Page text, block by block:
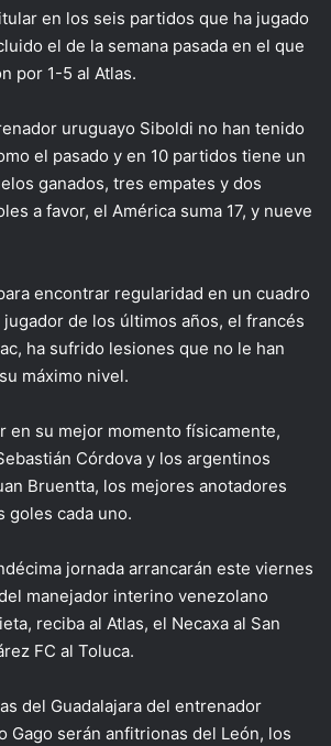
en los seis partidos que ha jugado
el de la semana pasada en el que
por 1-5 al Atlas.
uruguayo Siboldi no han tenido
el pasado y en 10 partidos tiene un
ganados, tres empates y dos
a favor, el América suma 17, y nueve
encontrar regularidad en un cuadro
de los últimos años, el francés
ha sufrido lesiones que no le han
máximo nivel.
en su mejor momento físicamente,
Córdova y los argentinos
Bruentta, los mejores anotadores
goles cada uno.
jornada arrancarán este viernes
manejador interino venezolano
reciba al Atlas, el Necaxa al San
FC al Toluca.
del Guadalajara del entrenador
Gago serán anfitrionas del León, los